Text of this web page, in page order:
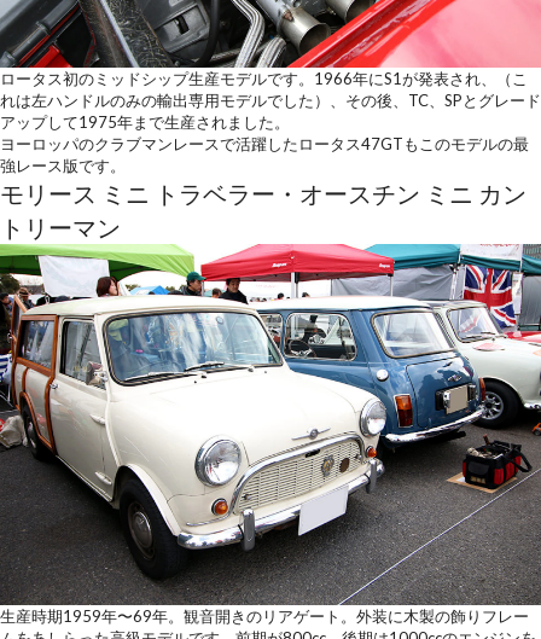
ロータス初のミッドシップ生産モデルです。1966年にS1が発表され、（こ
れは左ハンドルのみの輸出専用モデルでした）、その後、TC、SPとグレード
アップして1975年まで生産されました。
ヨーロッパのクラブマンレースで活躍したロータス47GTもこのモデルの最
強レース版です。
モリース ミニ トラベラー・オースチン ミニ カン
トリーマン
生産時期1959年〜69年。観音開きのリアゲート。外装に木製の飾りフレー